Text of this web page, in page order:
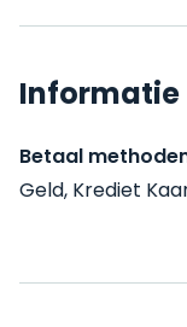
Informatie
Betaal
Geld, Krediet